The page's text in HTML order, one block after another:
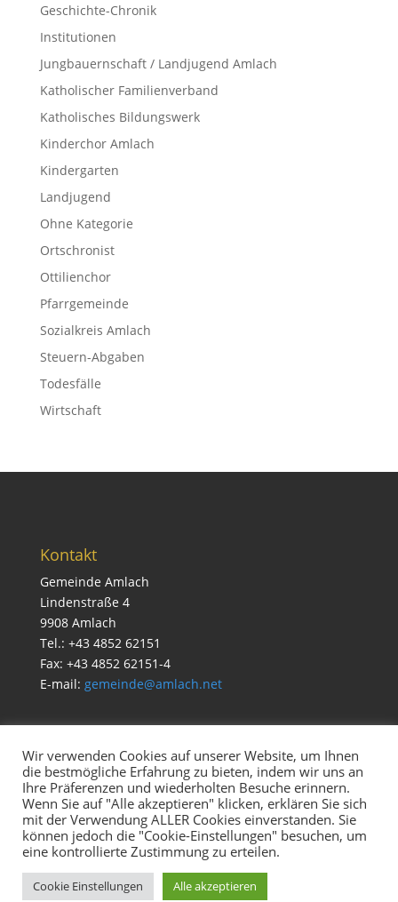
Geschichte-Chronik
Institutionen
Jungbauernschaft / Landjugend Amlach
Katholischer Familienverband
Katholisches Bildungswerk
Kinderchor Amlach
Kindergarten
Landjugend
Ohne Kategorie
Ortschronist
Ottilienchor
Pfarrgemeinde
Sozialkreis Amlach
Steuern-Abgaben
Todesfälle
Wirtschaft
Kontakt
Gemeinde Amlach
Lindenstraße 4
9908 Amlach
Tel.: +43 4852 62151
Fax: +43 4852 62151-4
E-mail: gemeinde@amlach.net
Service
Impressum & Datenschutz
Cookie Richtlinien
Wir verwenden Cookies auf unserer Website, um Ihnen
die bestmögliche Erfahrung zu bieten, indem wir uns an
Ihre Präferenzen und wiederholten Besuche erinnern.
Wenn Sie auf "Alle akzeptieren" klicken, erklären Sie sich
mit der Verwendung ALLER Cookies einverstanden. Sie
können jedoch die "Cookie-Einstellungen" besuchen, um
eine kontrollierte Zustimmung zu erteilen.
Cookie Einstellungen Alle akzeptieren